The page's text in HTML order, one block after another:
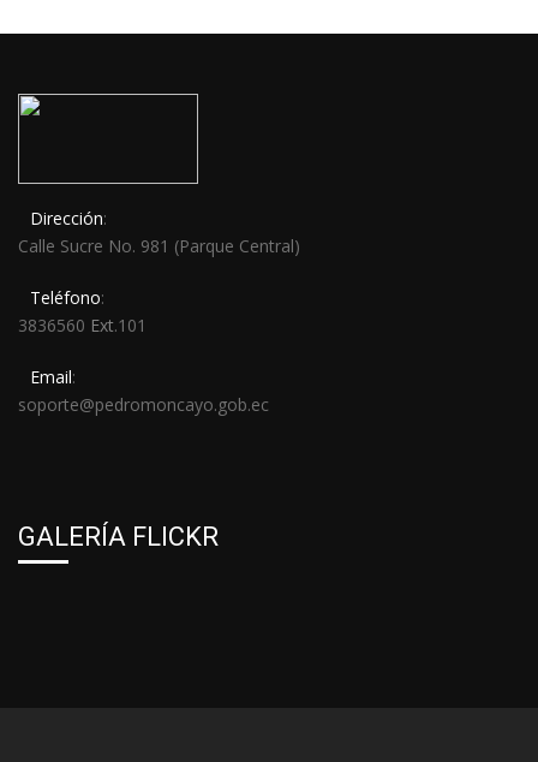
Dirección:
Calle Sucre No. 981 (Parque Central)
Teléfono:
3836560 Ext.101
Email:
soporte@pedromoncayo.gob.ec
GALERÍA FLICKR